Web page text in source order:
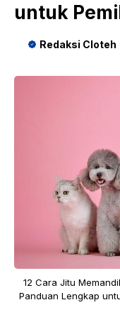
untuk
Redaksi Cloteh
12 Cara Jitu
Panduan Lengkap